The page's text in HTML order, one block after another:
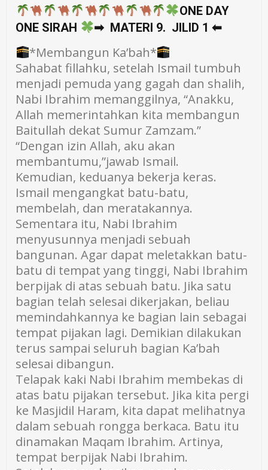
ONE DAY
ONE SIRAH
➡ MATERI 9. JILID 1 ⬅
*Membangun Ka’bah*
Sahabat fillahku, setelah Ismail tumbuh
menjadi pemuda yang gagah dan shalih,
Nabi Ibrahim memanggilnya, “Anakku,
Allah memerintahkan kita membangun
Baitullah dekat Sumur Zamzam.”
“Dengan izin Allah, aku akan
membantumu,”jawab Ismail.
Kemudian, keduanya bekerja keras.
Ismail mengangkat batu-batu,
membelah, dan meratakannya.
Sementara itu, Nabi Ibrahim
menyusunnya menjadi sebuah
bangunan. Agar dapat meletakkan batu-
batu di tempat yang tinggi, Nabi Ibrahim
berpijak di atas sebuah batu. Jika satu
bagian telah selesai dikerjakan, beliau
memindahkannya ke bagian lain sebagai
tempat pijakan lagi. Demikian dilakukan
terus sampai seluruh bagian Ka’bah
selesai dibangun.
Telapak kaki Nabi Ibrahim membekas di
atas batu pijakan tersebut. Jika kita pergi
ke Masjidil Haram, kita dapat melihatnya
dalam sebuah rongga berkaca. Batu itu
dinamakan Maqam Ibrahim. Artinya,
tempat berpijak Nabi Ibrahim.